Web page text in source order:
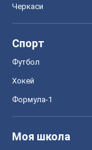
Черкаси
Спорт
Футбол
Хокей
Формула-1
Моя школа